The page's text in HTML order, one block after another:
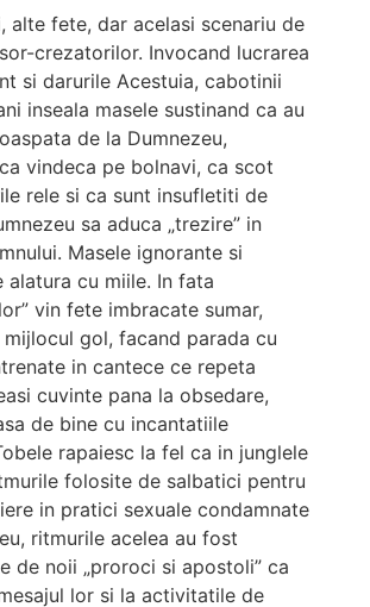
alte fete, dar acelasi scenariu de
crezatorilor. Invocand lucrarea
si darurile Acestuia, cabotinii
inseala masele sustinand ca au
de la Dumnezeu,
vindeca pe bolnavi, ca scot
rele si ca sunt insufletiti de
sa aduca „trezire” in
Masele ignorante si
alatura cu miile. In fata
vin fete imbracate sumar,
gol, facand parada cu
in cantece ce repeta
cuvinte pana la obsedare,
de bine cu incantatiile
rapaiesc la fel ca in junglele
folosite de salbatici pentru
in pratici sexuale condamnate
ritmurile acelea au fost
de noii „proroci si apostoli” ca
lor si la activitatile de